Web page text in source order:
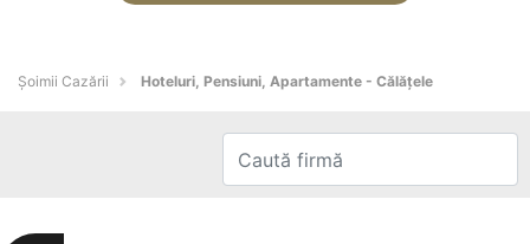
Șoimii Cazării Hoteluri, Pensiuni, Apartamente - Călăţele